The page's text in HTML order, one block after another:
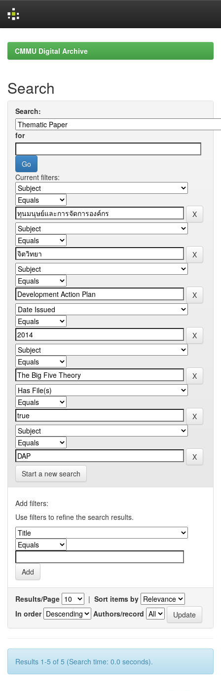
navigationCMMU Digital Archive
Search
Search:
for
Current filters:
Start a new search
Add filters:
Use filters to refine the search results.
Results/Page | Sort items by
In order
Authors/record
Results 1-5 of 5 (Search time: 0.0 seconds).